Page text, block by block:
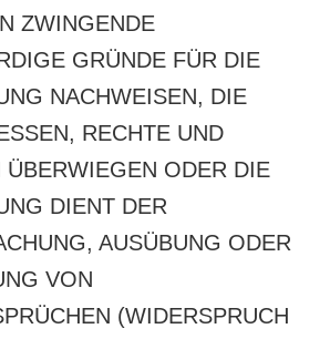
ZWINGENDE
GRÜNDE FÜR DIE
NACHWEISEN, DIE
RECHTE UND
ÜBERWIEGEN ODER DIE
DIENT DER
AUSÜBUNG ODER
VON
(WIDERSPRUCH